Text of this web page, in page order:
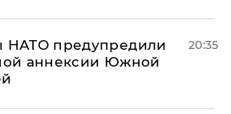
НАТО предупредили
аннексии Южной
20:35